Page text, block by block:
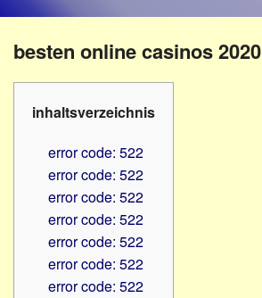
–
Beruf
Hilfsmittel
-
PC
Hörbüchereien
Reha-
Lehrer
Verbände
besten online casinos 2020
inhaltsverzeichnis
error code: 522
error code: 522
error code: 522
error code: 522
error code: 522
error code: 522
error code: 522